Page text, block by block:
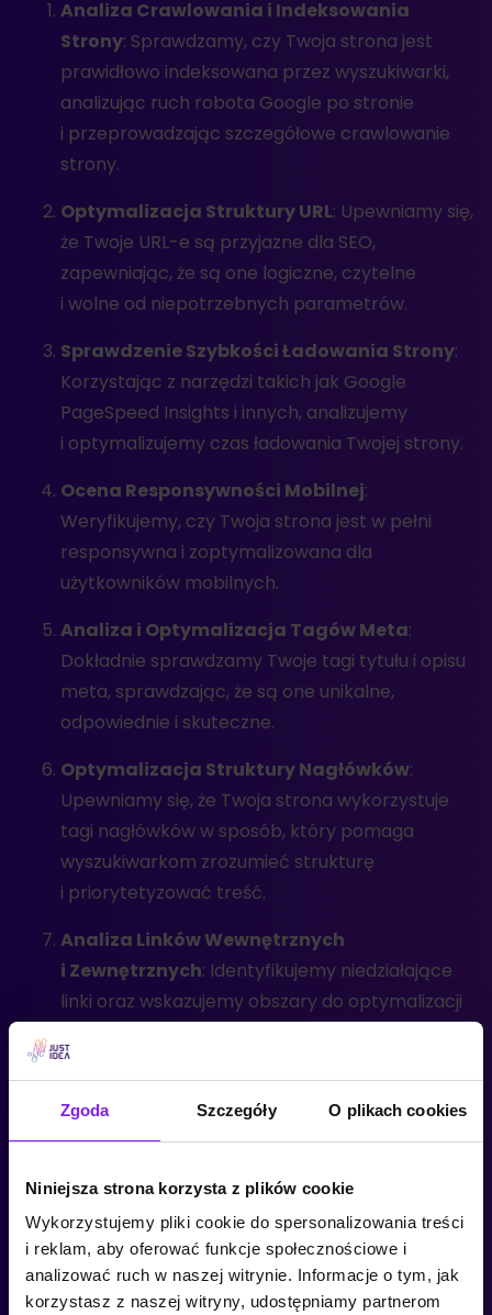
Zgoda Szczegóły O plikach cookies
Niniejsza strona korzysta z plików cookie
Wykorzystujemy pliki cookie do spersonalizowania treści
i reklam, aby oferować funkcje społecznościowe i
analizować ruch w naszej witrynie. Informacje o tym, jak
korzystasz z naszej witryny, udostępniamy partnerom
Analiza Crawlowania i Indeksowania
Strony: Sprawdzamy, czy Twoja strona jest
prawidłowo indeksowana przez wyszukiwarki,
analizując ruch robota Google po stronie
i przeprowadzając szczegółowe crawlowanie
strony.
Optymalizacja Struktury URL: Upewniamy się,
że Twoje URL-e są przyjazne dla SEO,
zapewniając, że są one logiczne, czytelne
i wolne od niepotrzebnych parametrów.
Sprawdzenie Szybkości Ładowania Strony:
Korzystając z narzędzi takich jak Google
PageSpeed Insights i innych, analizujemy
i optymalizujemy czas ładowania Twojej strony.
Ocena Responsywności Mobilnej:
Weryfikujemy, czy Twoja strona jest w pełni
responsywna i zoptymalizowana dla
użytkowników mobilnych.
Analiza i Optymalizacja Tagów Meta:
Dokładnie sprawdzamy Twoje tagi tytułu i opisu
meta, sprawdzając, że są one unikalne,
odpowiednie i skuteczne.
Optymalizacja Struktury Nagłówków:
Upewniamy się, że Twoja strona wykorzystuje
tagi nagłówków w sposób, który pomaga
wyszukiwarkom zrozumieć strukturę
i priorytetyzować treść.
Analiza Linków Wewnętrznych
i Zewnętrznych: Identyfikujemy niedziałające
linki oraz wskazujemy obszary do optymalizacji
Analiza Treści Strony: Oceniamy jakość
i unikalność treści na Twojej stronie, wskazując
obszary do poprawy jak i weryfikując, czy treści
kluczowych.
Sprawdzenie Bezpieczeństwa Strony :
Upewniamy się, że Twoja strona jest bezpieczna